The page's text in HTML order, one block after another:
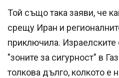
Той също така заяви, че
срещу Иран и
приключила. Израелските
"зоните за сигурност" в
толкова дълго, колкото е